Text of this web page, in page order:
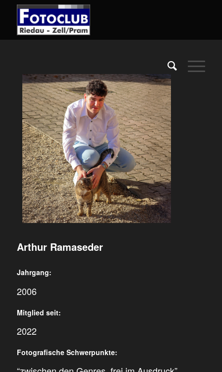
Arthur Ramaseder
Jahrgang:
2006
Mitglied seit:
2022
Fotografische Schwerpunkte: